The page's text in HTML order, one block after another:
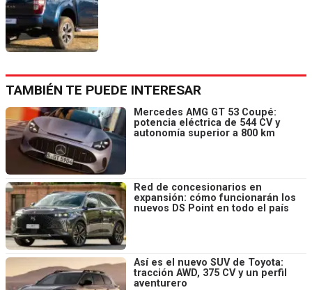
TAMBIÉN TE PUEDE INTERESAR
Mercedes AMG GT 53 Coupé:
potencia eléctrica de 544 CV y
autonomía superior a 800 km
Red de concesionarios en
expansión: cómo funcionarán los
nuevos DS Point en todo el país
Así es el nuevo SUV de Toyota:
tracción AWD, 375 CV y un perfil
aventurero